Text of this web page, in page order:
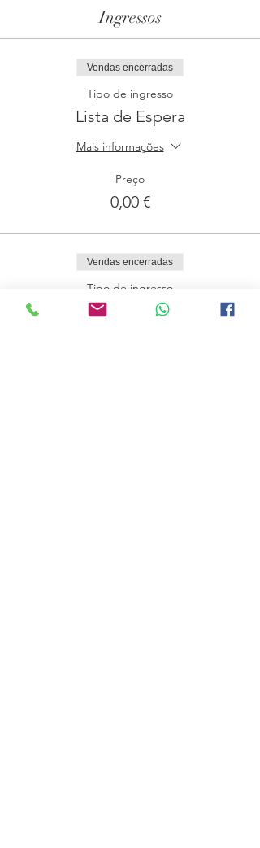
Ingressos
Vendas encerradas
Tipo de ingresso
Lista de Espera
Mais informações
Preço
0,00 €
Vendas encerradas
Tipo de ingresso
Registro